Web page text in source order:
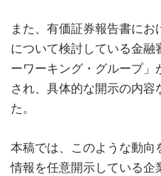
また、有価証券報告書に
について検討している金融
ーワーキング・グループ」
され、具体的な開示の内容
た。
本稿では、このような動向
情報を任意開示している